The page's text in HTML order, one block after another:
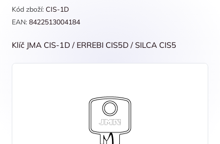
Kód zboží: CIS-1D
EAN: 8422513004184
Klíč JMA CIS-1D / ERREBI CIS5D / SILCA CIS5